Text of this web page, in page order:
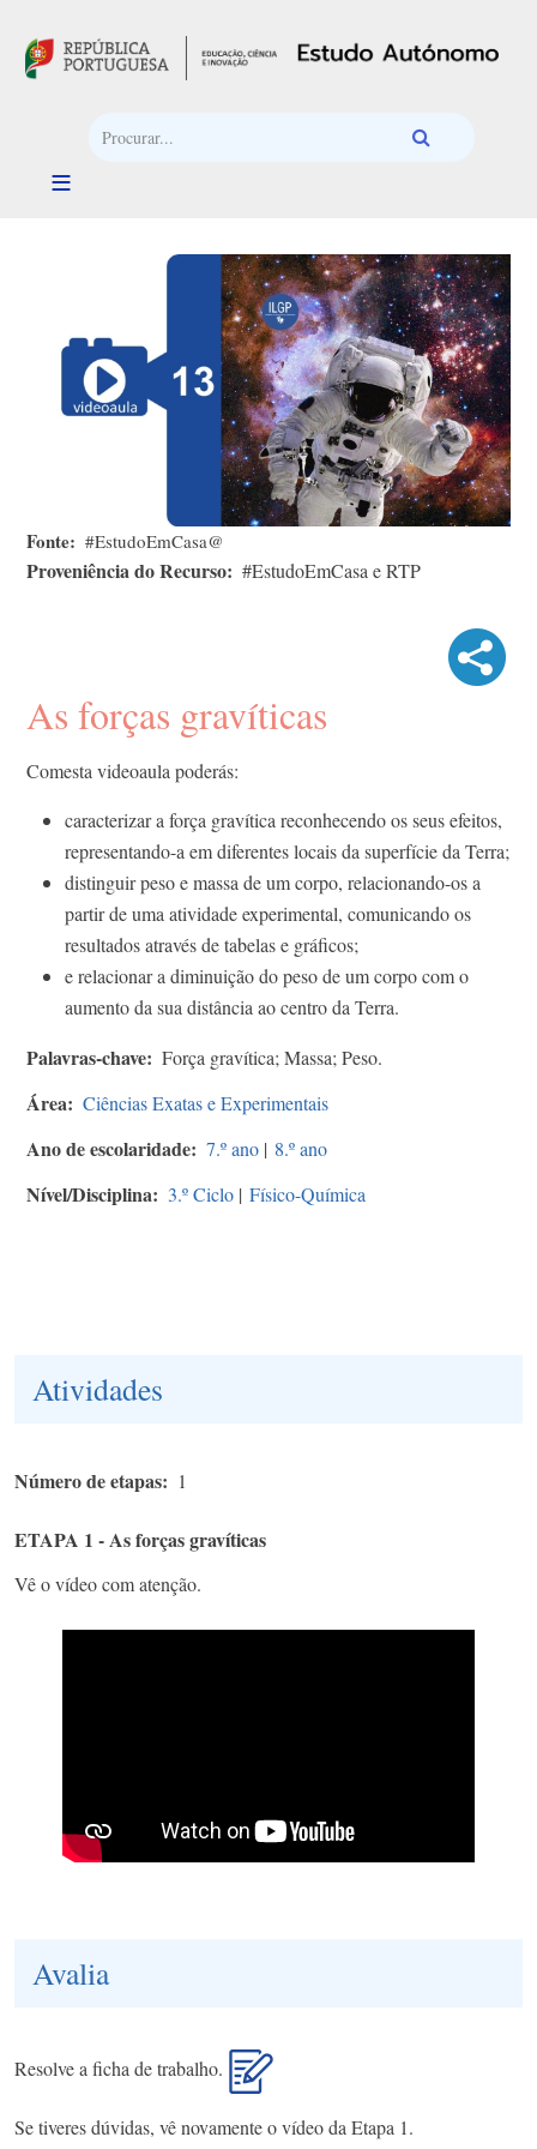
Fonte #EstudoEmCasa@
Proveniência do Recurso #EstudoEmCasa e RTP
As forças gravíticas
Comesta videoaula poderás:
caracterizar a força gravítica reconhecendo os seus efeitos,
representando-a em diferentes locais da superfície da Terra;
distinguir peso e massa de um corpo, relacionando-os a
partir de uma atividade experimental, comunicando os
resultados através de tabelas e gráficos;
e relacionar a diminuição do peso de um corpo com o
aumento da sua distância ao centro da Terra.
Palavras-chave Força gravítica; Massa; Peso.
Área Ciências Exatas e Experimentais
Ano de escolaridade 7.º ano | 8.º ano
Nível/Disciplina 3.º Ciclo | Físico-Química
Atividades
Número de etapas 1
ETAPA 1 - As forças gravíticas
Vê o vídeo com atenção.
Avalia
Resolve a ficha de trabalho.
Se tiveres dúvidas, vê novamente o vídeo da Etapa 1.